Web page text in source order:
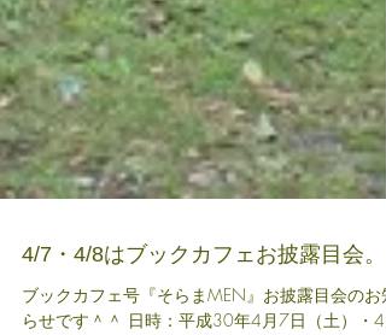
4/7・4/8はブックカフェお披露目会。